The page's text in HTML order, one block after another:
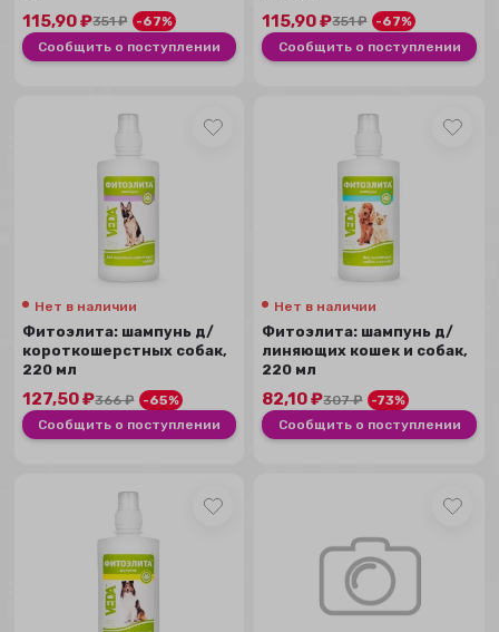
115,90₽351₽
-67%
Сообщить о поступлении
115,90₽351₽
-67%
Сообщить о поступлении
Нет в наличии
Фитоэлита: шампунь д/
короткошерстных собак,
220 мл
127,50₽366₽
-65%
Сообщить о поступлении
Нет в наличии
Фитоэлита: шампунь д/
линяющих кошек и собак,
220 мл
82,10₽307₽
-73%
Сообщить о поступлении